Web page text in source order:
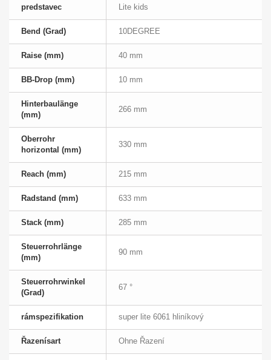
predstavec Lite kids
Bend (Grad) 10DEGREE
Raise (mm) 40 mm
BB-Drop (mm) 10 mm
Hinterbaulänge
(mm)
266 mm
Oberrohr
horizontal (mm)
330 mm
Reach (mm) 215 mm
Radstand (mm) 633 mm
Stack (mm) 285 mm
Steuerrohrlänge
(mm)
90 mm
Steuerrohrwinkel
(Grad)
67 °
rámspezifikation super lite 6061 hliníkový
Řazenísart Ohne Řazení